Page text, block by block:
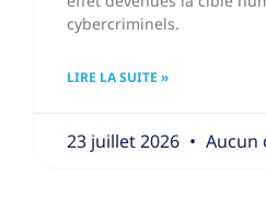
cybercriminels.
LIRE LA SUITE »
23 juillet 2026 Aucun